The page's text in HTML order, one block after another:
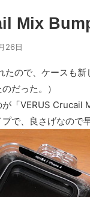
Mix
26日
ので、ケースも
だった。）
「VERUS
で、良さげなので